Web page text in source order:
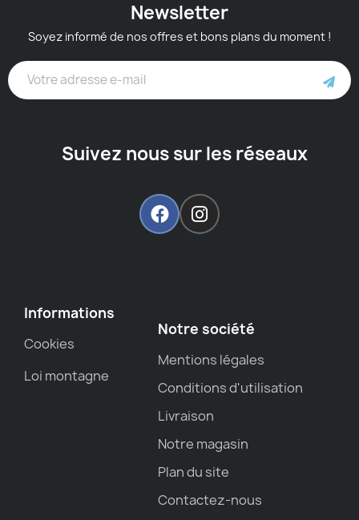
Newsletter
Soyez informé de nos offres et bons plans du moment !
Suivez nous sur les réseaux
Informations
Cookies
Loi montagne
Notre société
Mentions légales
Conditions d'utilisation
Livraison
Notre magasin
Plan du site
Contactez-nous